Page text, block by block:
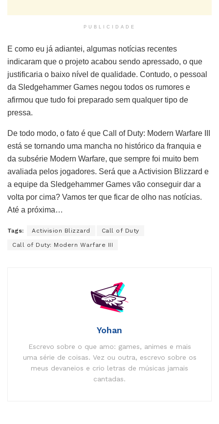
PUBLICIDADE
E como eu já adiantei, algumas notícias recentes
indicaram que o projeto acabou sendo apressado, o que
justificaria o baixo nível de qualidade. Contudo, o pessoal
da Sledgehammer Games negou todos os rumores e
afirmou que tudo foi preparado sem qualquer tipo de
pressa.
De todo modo, o fato é que Call of Duty: Modern Warfare III
está se tornando uma mancha no histórico da franquia e
da subsérie Modern Warfare, que sempre foi muito bem
avaliada pelos jogadores. Será que a Activision Blizzard e
a equipe da Sledgehammer Games vão conseguir dar a
volta por cima? Vamos ter que ficar de olho nas notícias.
Até a próxima…
Tags: Activision Blizzard Call of Duty
Call of Duty: Modern Warfare III
Yohan
Escrevo sobre o que amo: games, animes e mais
uma série de coisas. Vez ou outra, escrevo sobre os
meus devaneios e crio letras de músicas jamais
cantadas.